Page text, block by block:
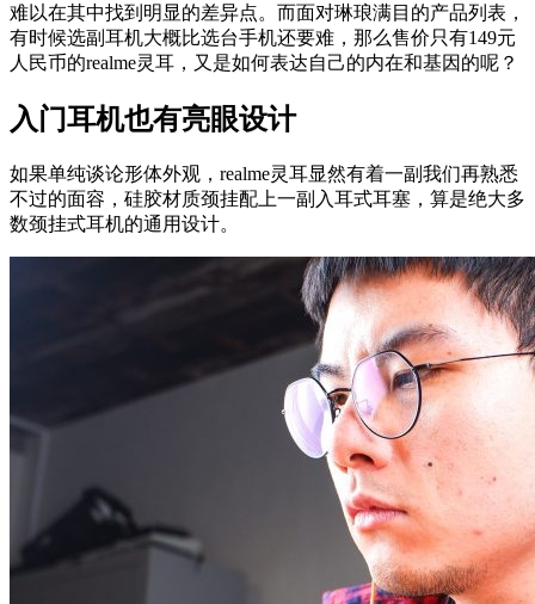
难以在其中找到明显的差异点。而面对琳琅满目的产品列表，
有时候选副耳机大概比选台手机还要难，那么售价只有149元
人民币的realme灵耳，又是如何表达自己的内在和基因的呢？
入门耳机也有亮眼设计
如果单纯谈论形体外观，realme灵耳显然有着一副我们再熟悉
不过的面容，硅胶材质颈挂配上一副入耳式耳塞，算是绝大多
数颈挂式耳机的通用设计。